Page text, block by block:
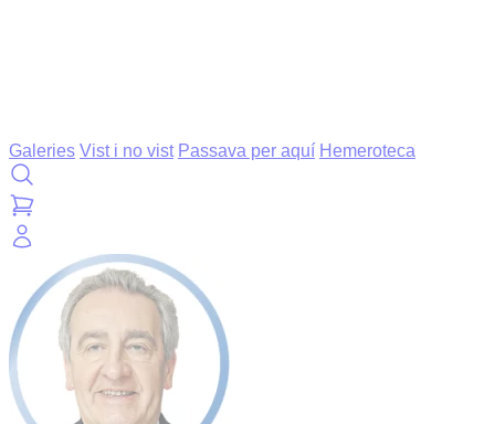
Galeries Vist i no vist Passava per aquí Hemeroteca